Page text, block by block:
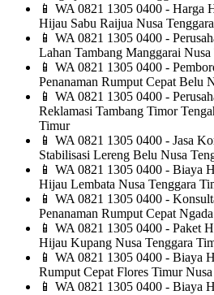
📱 WA 0821 1305 0400 - Harga
Hijau Sabu Raijua Nusa
📱 WA 0821 1305 0400 -
Lahan Tambang Manggarai
📱 WA 0821 1305 0400 -
Penanaman Rumput Cepat Belu
📱 WA 0821 1305 0400 -
Reklamasi Tambang Timor
Timur
📱 WA 0821 1305 0400 - Jasa
Stabilisasi Lereng Belu Nusa
📱 WA 0821 1305 0400 - Biaya
Hijau Lembata Nusa Tenggara
📱 WA 0821 1305 0400 -
Penanaman Rumput Cepat
📱 WA 0821 1305 0400 - Paket
Hijau Kupang Nusa Tenggara
📱 WA 0821 1305 0400 - Biaya
Rumput Cepat Flores Timur
📱 WA 0821 1305 0400 - Biaya